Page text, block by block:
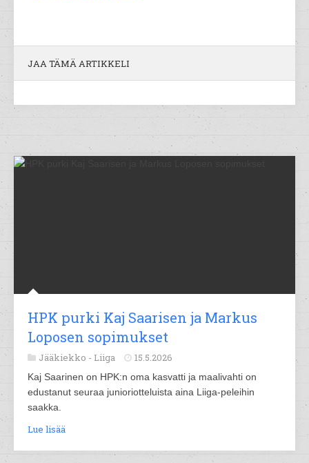
JAA TÄMÄ ARTIKKELI
HPK purki Kaj Saarisen ja Markus
Loposen sopimukset
Jääkiekko - Liiga 15.5.2026
Kaj Saarinen on HPK:n oma kasvatti ja maalivahti on
edustanut seuraa junioriotteluista aina Liiga-peleihin
saakka.
Lue lisää